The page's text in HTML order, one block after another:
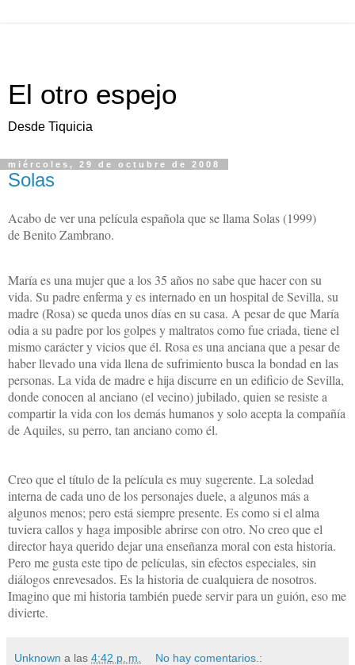
El otro espejo
Desde Tiquicia
miércoles, 29 de octubre de 2008
Solas
Acabo de ver una película española que se llama Solas (1999)
de Benito Zambrano.
María es una mujer que a los 35 años no sabe que hacer con su
vida. Su padre enferma y es internado en un hospital de Sevilla, su
madre (Rosa) se queda unos días en su casa. A pesar de que María
odia a su padre por los golpes y maltratos como fue criada, tiene el
mismo carácter y vicios que él. Rosa es una anciana que a pesar de
haber llevado una vida llena de sufrimiento busca la bondad en las
personas. La vida de madre e hija discurre en un edificio de Sevilla,
donde conocen al anciano (el vecino) jubilado, quien se resiste a
compartir la vida con los demás humanos y solo acepta la compañía
de Aquiles, su perro, tan anciano como él.
Creo que el título de la película es muy sugerente. La soledad
interna de cada uno de los personajes duele, a algunos más a
algunos menos; pero está siempre presente. Es como si el alma
tuviera callos y haga imposible abrirse con otro. No creo que el
director haya querido dejar una enseñanza moral con esta historia.
Pero me gusta este tipo de películas, sin efectos especiales, sin
diálogos enrevesados. Es la historia de cualquiera de nosotros.
Imagino que mi historia también puede servir para un guión, eso me
divierte.
Unknown a las 4:42 p. m. No hay comentarios.: